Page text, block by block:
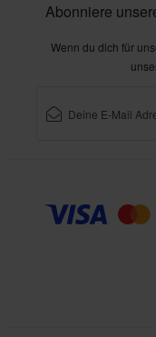
Abonniere
Wenn du dich für